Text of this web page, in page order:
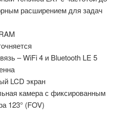
расширением для задач
– WiFi 4 и Bluetooth LE 5
LCD экран
камера с фиксированным
123° (FOV)